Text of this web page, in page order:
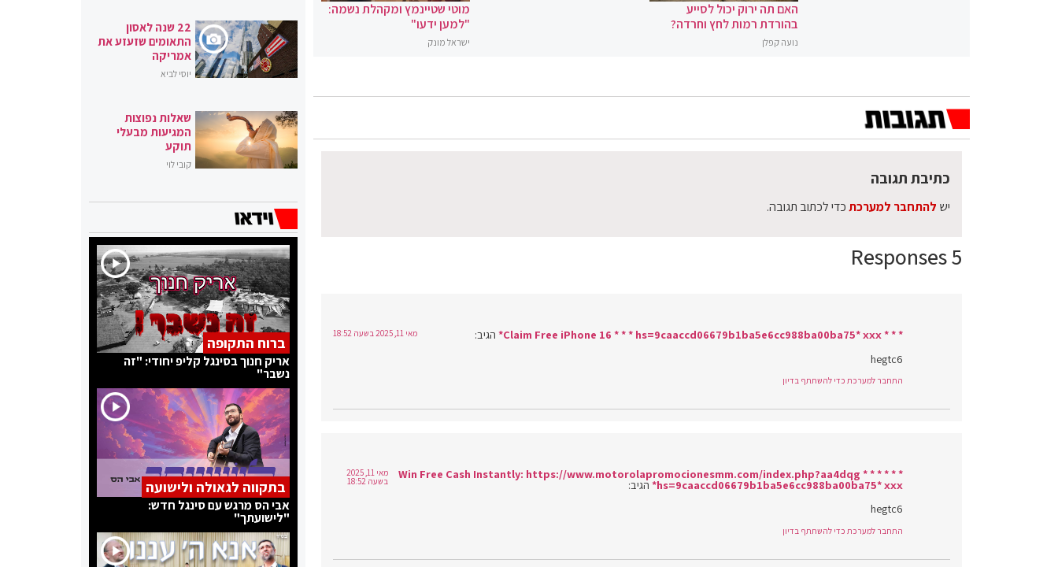
האם תה ירוק יכול לסייע
בהורדת רמות לחץ וחרדה?
נועה קפלן
מוטי שטיינמץ ומקהלת נשמה:
"למען ידעו"
ישראל מונק
5 Responses
* * * Claim Free iPhone 16 * * * hs=9caaccd06679b1ba5e6cc988ba00ba75* ххх* הגיב: מאי 11, 2025 בשעה 18:52
hegtc6
התחבר למערכת כדי להשתתף בדיון
* * * Win Free Cash Instantly: https://www.motorolapromocionesmm.com/index.php?aa4dqg * * *
hs=9caaccd06679b1ba5e6cc988ba00ba75* ххх* הגיב:
מאי 11, 2025
בשעה 18:52
hegtc6
התחבר למערכת כדי להשתתף בדיון
כתיבת תגובה
יש להתחבר למערכתכדי לכתוב תגובה.
22 שנה לאסון
התאומים שזעזע את
אמריקה
יוסי לביא
שאלות נפוצות
המגיעות מבעלי
תוקע
קובי לוי
ברוח התקופה
אריק חנוך בסינגל קליפ יחודי: "זה
נשבר"
בתקווה לגאולה ולישועה
אבי הס מרגש עם סינגל חדש:
"לישועתך"